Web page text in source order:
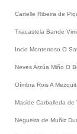
Cartelle Ribeira de
Triacastela Bande
Incio Monterroso O
NevesArzúa Miño O
Oímbra RoisA
Maside Carballeda de
Negueira de Muñiz